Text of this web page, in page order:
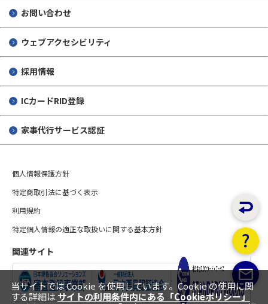
お問い合わせ
ウェブアクセシビリティ
採用情報
ICカードRID登録
家事代行サービス認証
個人情報保護方針
特定商取引法に基づく表示
利用規約
特定個人情報の適正な取扱いに関する基本方針
関連サイト
当サイトでは Cookie を使用しています。Cookie の使用に関
する詳細は サイトの利用条件内にある「Cookieポリシー」